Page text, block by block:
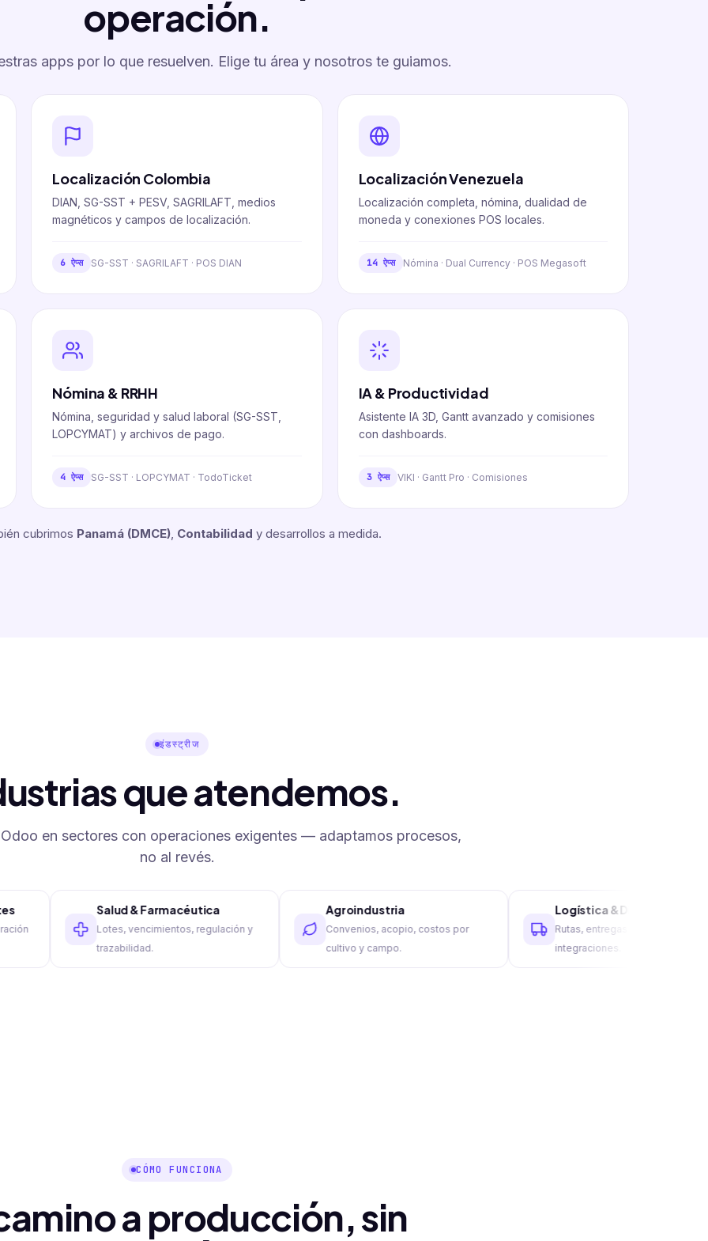
operación.
apps por lo que resuelven. Elige tu área y nosotros te guiamos.
Localización Colombia
DIAN, SG-SST + PESV, SAGRILAFT, medios
magnéticos y campos de localización.
6 ऐप्स SG-SST · SAGRILAFT · POS DIAN
Localización Venezuela
Localización completa, nómina, dualidad de
moneda y conexiones POS locales.
14 ऐप्स Nómina · Dual Currency · POS Megasoft
Nómina & RRHH
Nómina, seguridad y salud laboral (SG-SST,
LOPCYMAT) y archivos de pago.
4 ऐप्स SG-SST · LOPCYMAT · TodoTicket
IA & Productividad
Asistente IA 3D, Gantt avanzado y comisiones
con dashboards.
3 ऐप्स VIKI · Gantt Pro · Comisiones
cubrimos Panamá (DMCE), Contabilidad y desarrollos a medida.
इंडस्ट्रीज
que atendemos.
en sectores con operaciones exigentes — adaptamos procesos,
no al revés.
Salud & Farmacéutica
Lotes, vencimientos, regulación y
trazabilidad.
Agroindustria
Convenios, acopio, costos por
cultivo y campo.
Logística & Distribución
Rutas, entregas, fulfillment e
integraciones.
CÓMO FUNCIONA
a producción, sin